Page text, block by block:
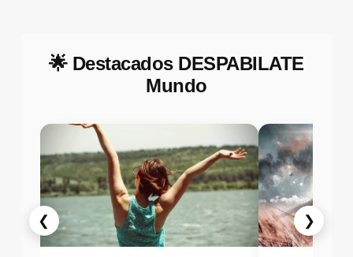
🌟 Destacados DESPABILATE
Mundo
❮ ❯